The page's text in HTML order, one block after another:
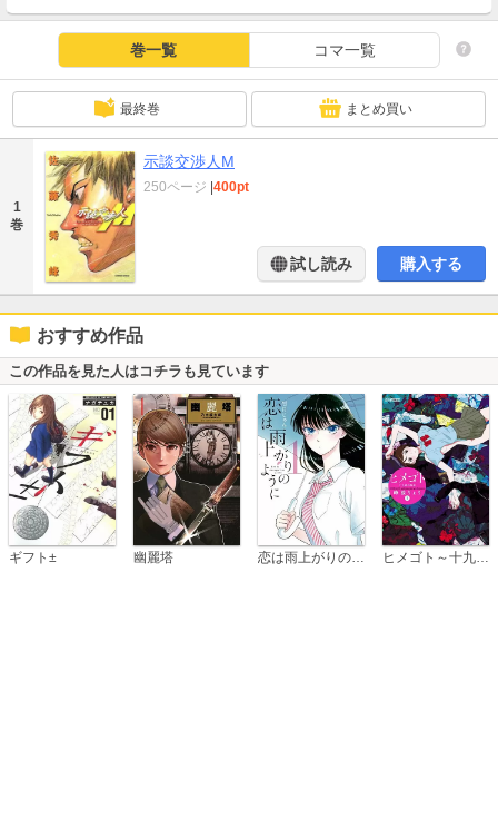
巻一覧 コマ一覧
最終巻 まとめ買い
1
巻
示談交渉人M
250ページ 400pt
試し読み 購入する
おすすめ作品
この作品を見た人はコチラも見ています
ギフト± 幽麗塔 ヒメゴト～十九歳の制服～